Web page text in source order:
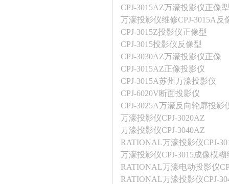
CPJ-3015AZ万濠投影仪正像型
万濠投影仪维修CPJ-3015A反
CPJ-3015Z投影仪正像型
CPJ-3015投影仪反像型
CPJ-3030AZ万濠投影仪正像
CPJ-3015AZ正像投影仪
CPJ-3015A苏州万濠投影仪
CPJ-6020V断面投影仪
CPJ-3025A万濠反向轮廓投影
万濠投影仪CPJ-3020AZ
万濠投影仪CPJ-3040AZ
RATIONAL万濠投影仪CPJ-
万濠投影仪CPJ-3015成像模糊
RATIONAL万濠电动投影仪
RATIONAL万濠投影仪CPJ-